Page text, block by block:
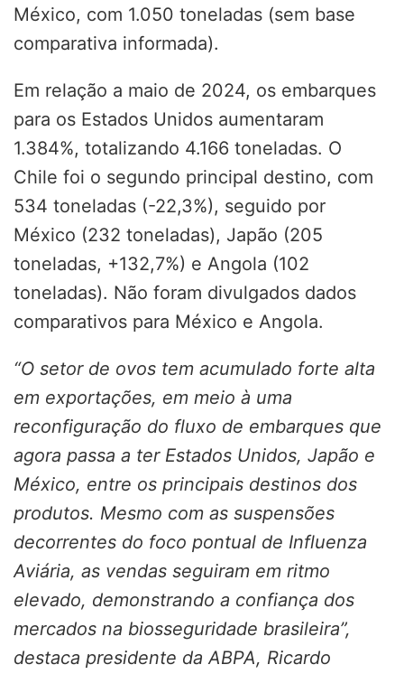
México, com 1.050 toneladas (sem base
comparativa informada).
Em relação a maio de 2024, os embarques
para os Estados Unidos aumentaram
1.384%, totalizando 4.166 toneladas. O
Chile foi o segundo principal destino, com
534 toneladas (-22,3%), seguido por
México (232 toneladas), Japão (205
toneladas, +132,7%) e Angola (102
toneladas). Não foram divulgados dados
comparativos para México e Angola.
“O setor de ovos tem acumulado forte alta
em exportações, em meio à uma
reconfiguração do fluxo de embarques que
agora passa a ter Estados Unidos, Japão e
México, entre os principais destinos dos
produtos. Mesmo com as suspensões
decorrentes do foco pontual de Influenza
Aviária, as vendas seguiram em ritmo
elevado, demonstrando a confiança dos
mercados na biosseguridade brasileira”,
destaca presidente da ABPA, Ricardo